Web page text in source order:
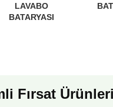
LAVABO
BATARYASI
Fırsat Ürünleri